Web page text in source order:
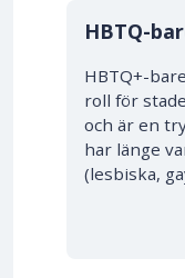
HBTQ-
HBTQ+-
roll för
och är en
har länge
(lesbiska,